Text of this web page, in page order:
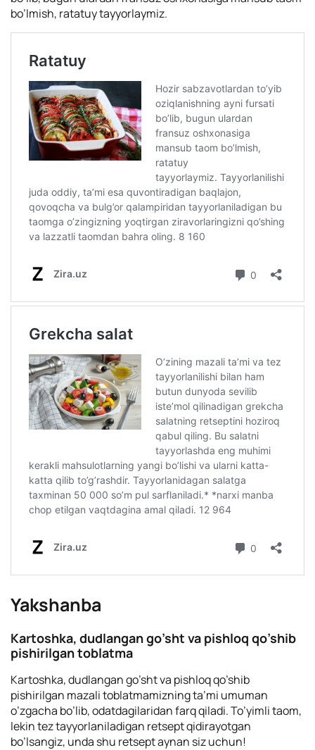
bo’lmish, ratatuy tayyorlaymiz.
Yakshanba
Kartoshka, dudlangan go’sht va pishloq qo’shib
pishirilgan toblatma
Kartoshka, dudlangan go’sht va pishloq qo’shib
pishirilgan mazali toblatmamizning ta’mi umuman
o’zgacha bo’lib, odatdagilaridan farq qiladi. To’yimli taom,
lekin tez tayyorlaniladigan retsept qidirayotgan
bo’lsangiz, unda shu retsept aynan siz uchun!